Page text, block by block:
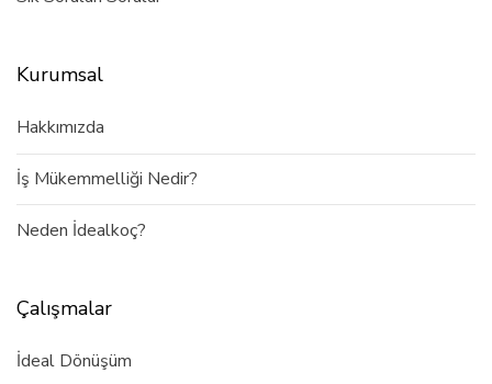
Kurumsal
Hakkımızda
İş Mükemmelliği Nedir?
Neden İdealkoç?
Çalışmalar
İdeal Dönüşüm